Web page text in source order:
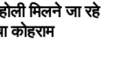
मिलने जा रहे
कोहराम